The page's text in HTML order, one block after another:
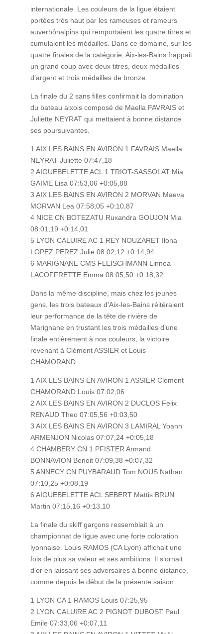
internationale. Les couleurs de la ligue étaient
portées très haut par les rameuses et rameurs
auverhônalpins qui remportaient les quatre titres et
cumulaient les médailles. Dans ce domaine, sur les
quatre finales de la catégorie, Aix-les-Bains frappait
un grand coup avec deux titres, deux médailles
d’argent et trois médailles de bronze.
La finale du 2 sans filles confirmait la domination
du bateau aixois composé de Maella FAVRAIS et
Juliette NEYRAT qui mettaient à bonne distance
ses poursuivantes.
1 AIX LES BAINS EN AVIRON 1 FAVRAIS Maella
NEYRAT Juliette 07:47,18
2 AIGUEBELETTE ACL 1 TRIOT-SASSOLAT Mia
GAIME Lisa 07:53,06 +0:05,88
3 AIX LES BAINS EN AVIRON 2 MORVAN Maeva
MORVAN Lea 07:58,05 +0:10,87
4 NICE CN BOTEZATU Ruxandra GOUJON Mia
08:01,19 +0:14,01
5 LYON CALUIRE AC 1 REY NOUZARET Ilona
LOPEZ PEREZ Julie 08:02,12 +0:14,94
6 MARIGNANE CMS FLEISCHMANN Linnea
LACOFFRETTE Emma 08:05,50 +0:18,32
Dans la même discipline, mais chez les jeunes
gens, les trois bateaux d’Aix-les-Bains réitéraient
leur performance de la tête de rivière de
Marignane en trustant les trois médailles d’une
finale entièrement à nos couleurs, la victoire
revenant à Clément ASSIER et Louis
CHAMORAND.
1 AIX LES BAINS EN AVIRON 1 ASSIER Clement
CHAMORAND Louis 07:02,06
2 AIX LES BAINS EN AVIRON 2 DUCLOS Felix
RENAUD Theo 07:05,56 +0:03,50
3 AIX LES BAINS EN AVIRON 3 LAMIRAL Yoann
ARMENJON Nicolas 07:07,24 +0:05,18
4 CHAMBERY CN 1 PFISTER Armand
BONNAVION Benoit 07:09,38 +0:07,32
5 ANNECY CN PUYBARAUD Tom NOUS Nathan
07:10,25 +0:08,19
6 AIGUEBELETTE ACL SEBERT Mattis BRUN
Martin 07:15,16 +0:13,10
La finale du skiff garçons ressemblait à un
championnat de ligue avec une forte coloration
lyonnaise. Louis RAMOS (CA Lyon) affichait une
fois de plus sa valeur et ses ambitions. Il s’ornait
d’or en laissant ses adversaires à bonne distance,
comme depuis le début de la présente saison.
1 LYON CA 1 RAMOS Louis 07:25,95
2 LYON CALUIRE AC 2 PIGNOT DUBOST Paul
Emile 07:33,06 +0:07,11